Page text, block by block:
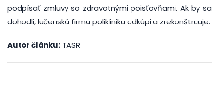
podpísať zmluvy so zdravotnými poisťovňami. Ak by sa
dohodli, lučenská firma polikliniku odkúpi a zrekonštruuje.
Autor článku: TASR